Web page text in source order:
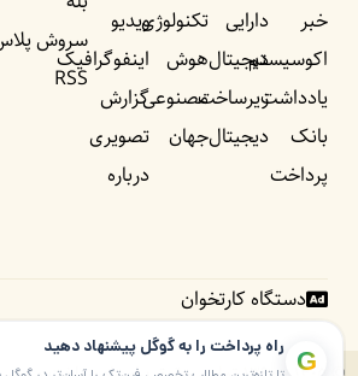
خبر
اکوسیستم
یادداشت‌
بانک
پرداخت
دارایی
دیجیتال
زیرساخت
دیجیتال
تکنولوژی
هوش
مصنوعی
جهان
ویدیو
اینفوگرافیک
گزارش
تصویری
درباره
سروش
RSS
دستگاه کارتخوان
G راه پرداخت را به گوگل پیشنهاد دهید